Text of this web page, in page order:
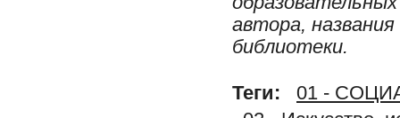
автора,
библиотеки.
Теги:
01 -